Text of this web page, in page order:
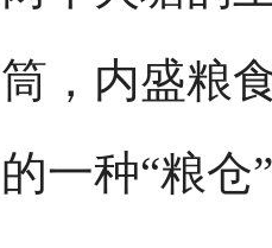
筒，内盛粮
的一种“粮仓